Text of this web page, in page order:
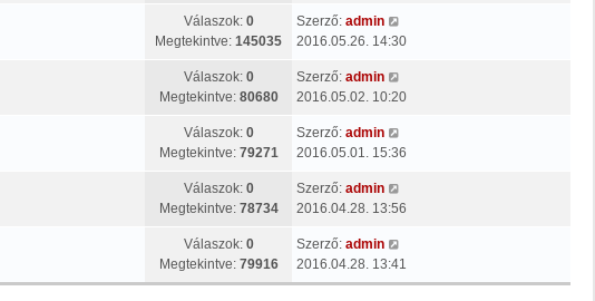
Válaszok: 0
Megtekintve: 145035
Szerző: admin
2016.05.26. 14:30
Válaszok: 0
Megtekintve: 80680
Szerző: admin
2016.05.02. 10:20
Válaszok: 0
Megtekintve: 79271
Szerző: admin
2016.05.01. 15:36
Válaszok: 0
Megtekintve: 78734
Szerző: admin
2016.04.28. 13:56
Válaszok: 0
Megtekintve: 79916
Szerző: admin
2016.04.28. 13:41